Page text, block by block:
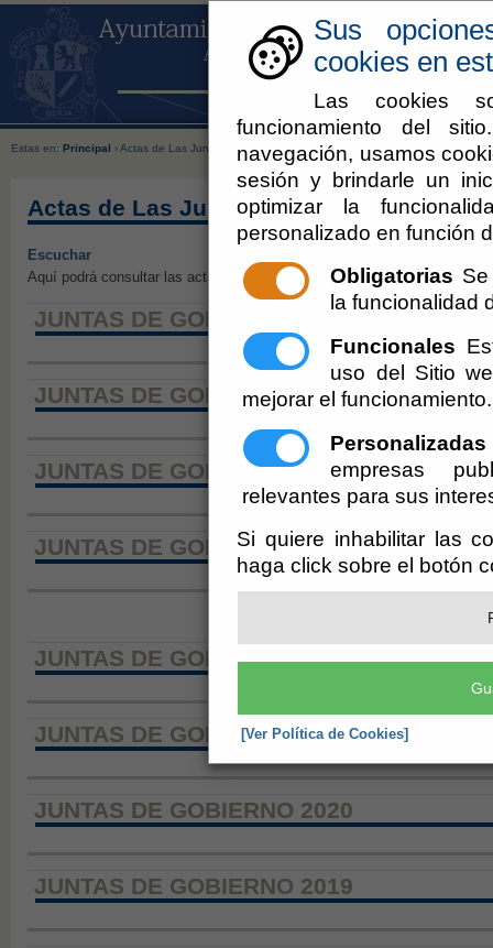
Sus
cookies en
Las cookies
funcionamiento del
navegación, usamos
sesión y brindarle un
optimizar la
personalizado en función
Obligatorias
la funcionalidad
Funcionales
uso del Sitio
mejorar el funcionamiento.
Personalizadas
empresas
relevantes para sus
Si quiere inhabilitar las
haga click sobre el botón
[Ver Política de Cookies]
Estas en: Principal › Actas de Las Juntas de Gobierno
Actas de Las Juntas de Gobierno
Escuchar
Aquí podrá consultar las actas de las Juntas de Gobierno.
JUNTAS DE GOBIERNO 2026
JUNTAS DE GOBIERNO 2025
JUNTAS DE GOBIERNO 2024
JUNTAS DE GOBIERNO 2023
JUNTAS DE GOBIERNO 2022
JUNTAS DE GOBIERNO 2021
JUNTAS DE GOBIERNO 2020
JUNTAS DE GOBIERNO 2019